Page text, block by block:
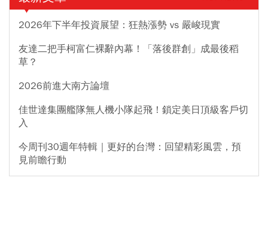
2026年下半年投資展望：狂熱漲勢 vs 嚴峻現實
友達二把手柯富仁裸辭內幕！「落後群創」成最後稻
草？
2026前進大南方論壇
佳世達集團艦隊無人機小隊起飛！鎖定美日頂級客戶切
入
今周刊30週年特輯｜更好的台灣：回望精彩風雲，預
見前瞻行動